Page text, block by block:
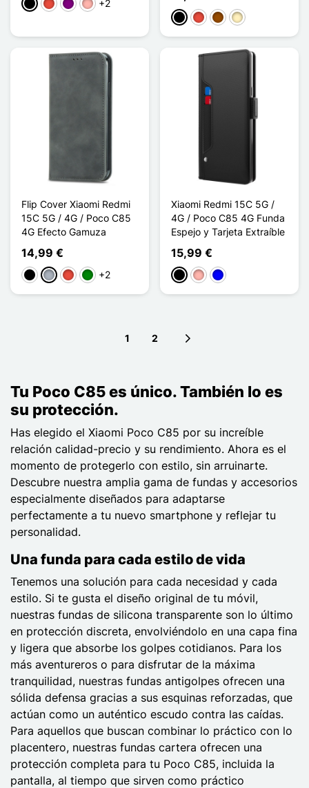
NegroRojoPúrpuraOro rosa
+2
NegroRojoMarrón
Oro
Flip Cover Xiaomi Redmi
15C 5G / 4G / Poco C85
4G Efecto Gamuza
14,99 €
Negro
Gris RojoVerde
+2
Xiaomi Redmi 15C 5G /
4G / Poco C85 4G Funda
Espejo y Tarjeta Extraíble
15,99 €
NegroOro rosa
Azul
1 2
Tu Poco C85 es único. También lo es
su protección.
Has elegido el Xiaomi Poco C85 por su increíble
relación calidad-precio y su rendimiento. Ahora es el
momento de protegerlo con estilo, sin arruinarte.
Descubre nuestra amplia gama de fundas y accesorios
especialmente diseñados para adaptarse
perfectamente a tu nuevo smartphone y reflejar tu
personalidad.
Una funda para cada estilo de vida
Tenemos una solución para cada necesidad y cada
estilo. Si te gusta el diseño original de tu móvil,
nuestras fundas de silicona transparente son lo último
en protección discreta, envolviéndolo en una capa fina
y ligera que absorbe los golpes cotidianos. Para los
más aventureros o para disfrutar de la máxima
tranquilidad, nuestras fundas antigolpes ofrecen una
sólida defensa gracias a sus esquinas reforzadas, que
actúan como un auténtico escudo contra las caídas.
Para aquellos que buscan combinar lo práctico con lo
placentero, nuestras fundas cartera ofrecen una
protección completa para tu Poco C85, incluida la
pantalla, al tiempo que sirven como práctico